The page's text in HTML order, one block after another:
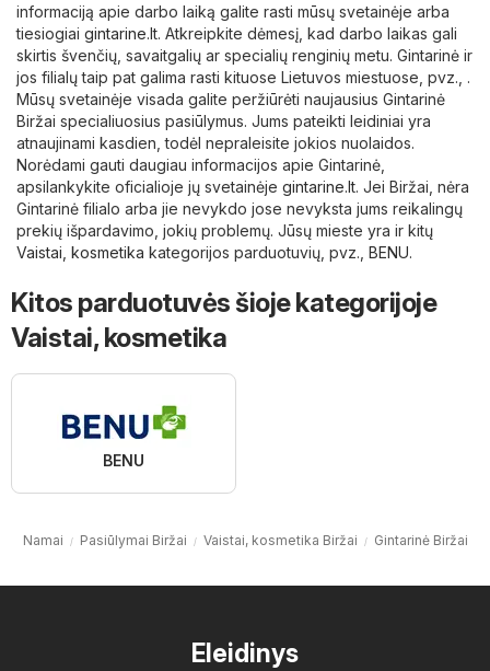
informaciją apie darbo laiką galite rasti mūsų svetainėje arba
tiesiogiai gintarine.lt. Atkreipkite dėmesį, kad darbo laikas gali
skirtis švenčių, savaitgalių ar specialių renginių metu. Gintarinė ir
jos filialų taip pat galima rasti kituose Lietuvos miestuose, pvz., .
Mūsų svetainėje visada galite peržiūrėti naujausius Gintarinė
Biržai specialiuosius pasiūlymus. Jums pateikti leidiniai yra
atnaujinami kasdien, todėl nepraleisite jokios nuolaidos.
Norėdami gauti daugiau informacijos apie Gintarinė,
apsilankykite oficialioje jų svetainėje gintarine.lt. Jei Biržai, nėra
Gintarinė filialo arba jie nevykdo jose nevyksta jums reikalingų
prekių išpardavimo, jokių problemų. Jūsų mieste yra ir kitų
Vaistai, kosmetika kategorijos parduotuvių, pvz., BENU.
Kitos parduotuvės šioje kategorijoje
Vaistai, kosmetika
BENU
Namai Pasiūlymai Biržai Vaistai, kosmetika Biržai Gintarinė Biržai
Eleidinys